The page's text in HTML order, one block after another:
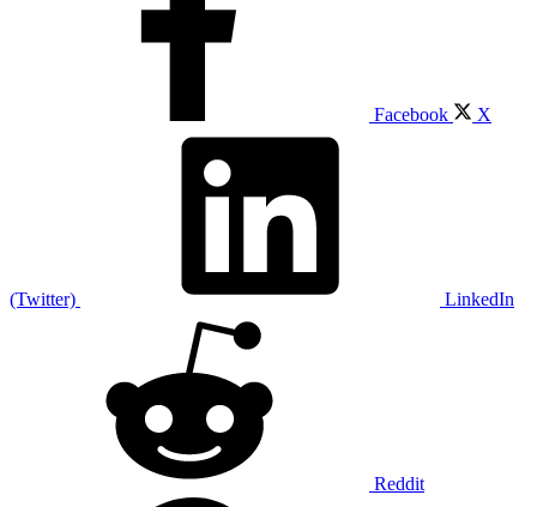
Facebook X
(Twitter) LinkedIn
Reddit